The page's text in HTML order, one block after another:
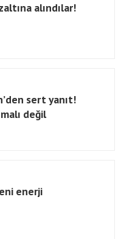
alındılar!
sert yanıt!
değil
enerji